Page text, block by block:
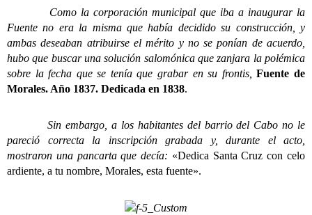
Como la corporación municipal que iba a inaugurar la
Fuente no era la misma que había decidido su construcción, y
ambas deseaban atribuirse el mérito y no se ponían de acuerdo,
hubo que buscar una solución salomónica que zanjara la polémica
sobre la fecha que se tenía que grabar en su frontis,Fuente de
Morales. Año 1837. Dedicada en 1838.
Sin embargo, a los habitantes del barrio del Cabo no le
pareció correcta la inscripción grabada y, durante el acto,
mostraron una pancarta que decía: «Dedica Santa Cruz con celo
ardiente, a tu nombre, Morales, esta fuente».